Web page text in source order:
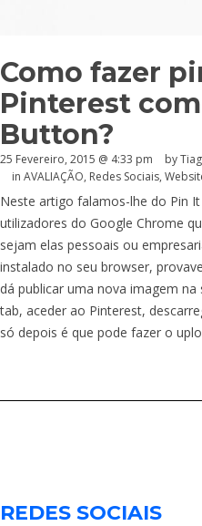
Como fazer
Pinterest
Button?
25 Fevereiro, 2015 @ 4:33 pm
by
in AVALIAÇÃO, Redes Sociais,
Neste artigo falamos-lhe do Pin
utilizadores do Google Chrome
sejam elas pessoais ou
instalado no seu browser,
dá publicar uma nova imagem
tab, aceder ao Pinterest,
só depois é que pode fazer o
REDES SOCIAIS